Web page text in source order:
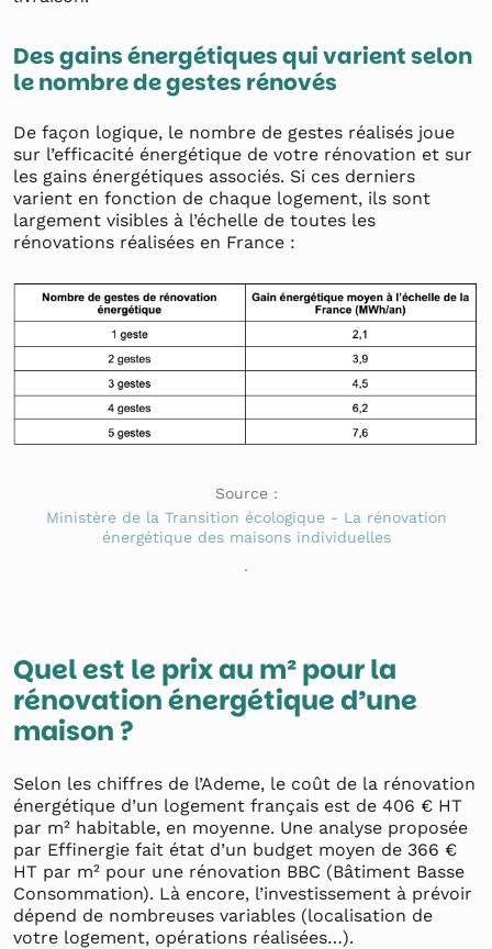
Des gains énergétiques qui varient selon
le nombre de gestes rénovés
De façon logique, le nombre de gestes réalisés joue
sur l’efficacité énergétique de votre rénovation et sur
les gains énergétiques associés. Si ces derniers
varient en fonction de chaque logement, ils sont
largement visibles à l’échelle de toutes les
rénovations réalisées en France :
Source :
Ministère de la Transition écologique - La rénovation
énergétique des maisons individuelles
.
Quel est le prix au m² pour la
rénovation énergétique d’une
maison ?
Selon les chiffres de l’Ademe, le coût de la rénovation
énergétique d’un logement français est de 406 € HT
par m² habitable, en moyenne. Une analyse proposée
par Effinergie fait état d’un budget moyen de 366 €
HT par m² pour une rénovation BBC (Bâtiment Basse
Consommation). Là encore, l’investissement à prévoir
dépend de nombreuses variables (localisation de
votre logement, opérations réalisées…).